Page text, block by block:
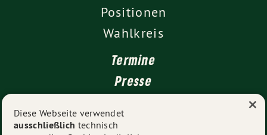
Positionen
Wahlkreis
Termine
Presse
Impressum
Diese Webseite verwendet
ausschließlich technisch
×